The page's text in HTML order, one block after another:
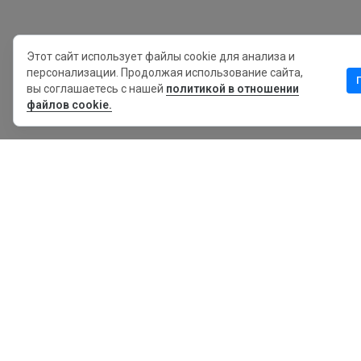
Этот сайт использует файлы cookie для анализа и
персонализации. Продолжая использование сайта,
вы соглашаетесь с нашей политикой в отношении
файлов cookie.